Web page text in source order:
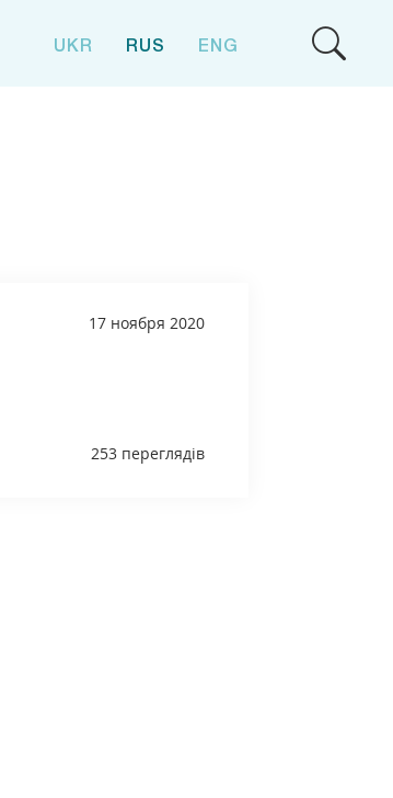
UKR RUS ENG
17 ноября 2020
253 переглядів